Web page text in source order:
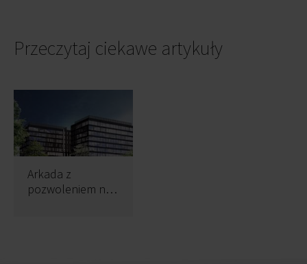
Przeczytaj ciekawe artykuły
Arkada z
pozwoleniem na